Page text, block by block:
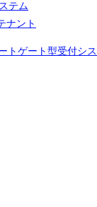
テム
ナント